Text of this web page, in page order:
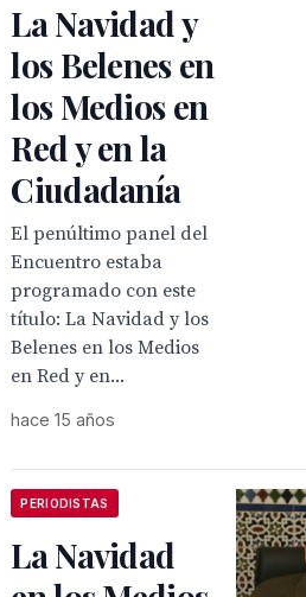
La Navidad y
los Belenes en
los Medios en
Red y en la
Ciudadanía
El penúltimo panel del
Encuentro estaba
programado con este
título: La Navidad y los
Belenes en los Medios
en Red y en...
hace 15 años
PERIODISTAS
La Navidad